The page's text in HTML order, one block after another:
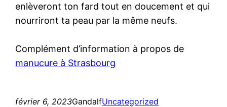
enlèveront ton fard tout en doucement et qui
nourriront ta peau par la même neufs.
Complément d’information à propos de
manucure à Strasbourg
février 6, 2023GandalfUncategorized